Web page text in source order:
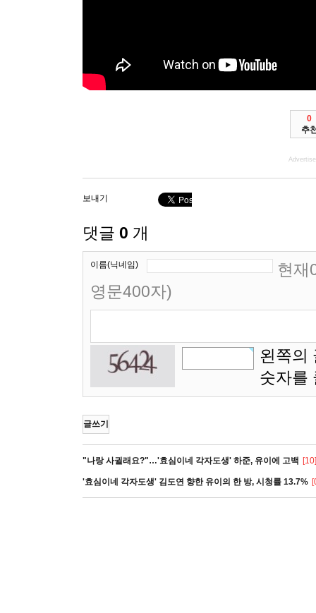
0
추
보내기
댓글 0 개
이름(닉네임)
현재
영문400자)
왼쪽의
숫자를
글쓰기
"나랑 사귈래요?"…'효심이네 각자도생' 하준, 유이에 고백 [10]
'효심이네 각자도생' 김도연 향한 유이의 한 방, 시청률 13.7%